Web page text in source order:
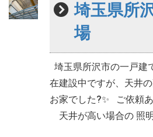
埼玉県所
場
埼玉県所沢市の一戸建
在建設中ですが、天井
お家でした?✨ ご依頼
天井が高い場合の 照